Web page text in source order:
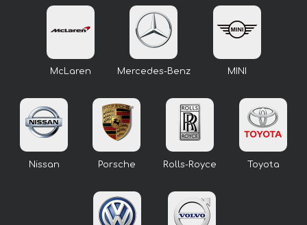
McLaren Mercedes-Benz MINI
Nissan Porsche Rolls-Royce Toyota